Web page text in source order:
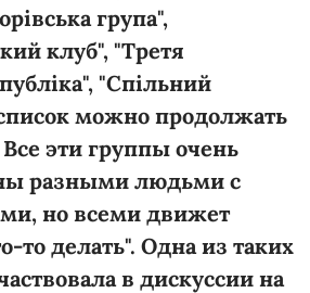
група",
клуб", "Третя
"Спільний
можно продолжать
эти группы очень
разными людьми с
но всеми движет
то делать". Одна из таких
в дискуссии на